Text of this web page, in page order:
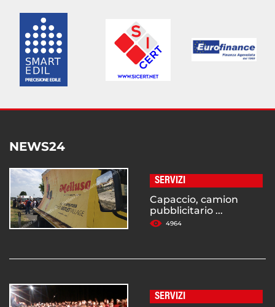
NEWS24
SERVIZI
Capaccio, camion
pubblicitario ...
4964
SERVIZI